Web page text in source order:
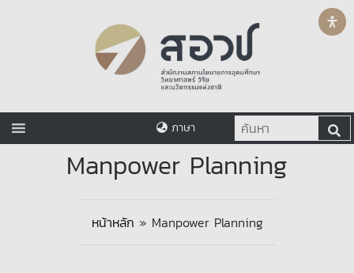
ภาษา
Manpower Planning
หน้าหลัก » Manpower Planning